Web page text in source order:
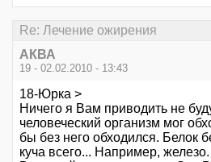
Re: Лечение ожирения
АКВА
19 - 02.02.2010 - 13:43
18-Юрка >
Ничего я Вам приводить не
человеческий организм мог
бы без него обходился. Белок
куча всего... Например, железо.